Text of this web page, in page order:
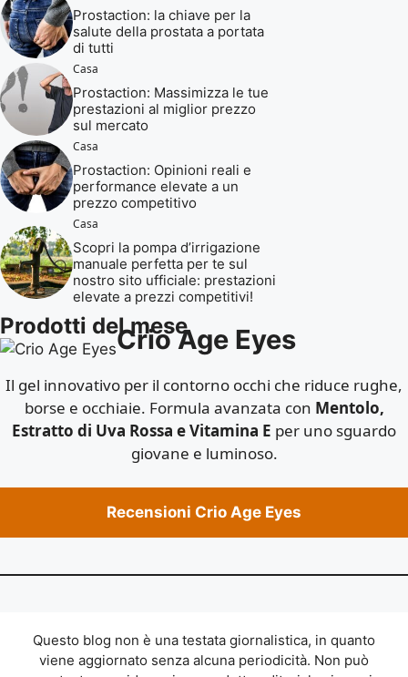
Prostaction: la chiave per la
salute della prostata a portata
di tutti
Casa
Prostaction: Massimizza le tue
prestazioni al miglior prezzo
sul mercato
Casa
Prostaction: Opinioni reali e
performance elevate a un
prezzo competitivo
Casa
Scopri la pompa d’irrigazione
manuale perfetta per te sul
nostro sito ufficiale: prestazioni
elevate a prezzi competitivi!
Prodotti del meseCrio Age Eyes
Il gel innovativo per il contorno occhi che riduce rughe,
borse e occhiaie. Formula avanzata con Mentolo,
Estratto di Uva Rossa e Vitamina E per uno sguardo
giovane e luminoso.
Recensioni Crio Age Eyes
Questo blog non è una testata giornalistica, in quanto
viene aggiornato senza alcuna periodicità. Non può